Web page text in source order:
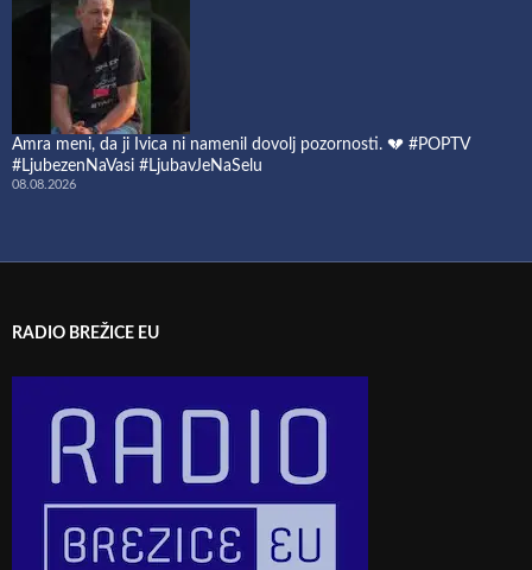
Amra meni, da ji Ivica ni namenil dovolj pozornosti. 💔 #POPTV
#LjubezenNaVasi #LjubavJeNaSelu
08.08.2026
RADIO BREŽICE EU